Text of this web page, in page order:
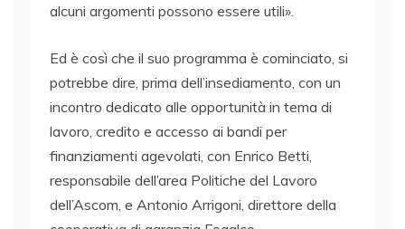
alcuni argomenti possono essere utili».
Ed è così che il suo programma è cominciato, si
potrebbe dire, prima dell’insediamento, con un
incontro dedicato alle opportunità in tema di
lavoro, credito e accesso ai bandi per
finanziamenti agevolati, con Enrico Betti,
responsabile dell’area Politiche del Lavoro
dell’Ascom, e Antonio Arrigoni, direttore della